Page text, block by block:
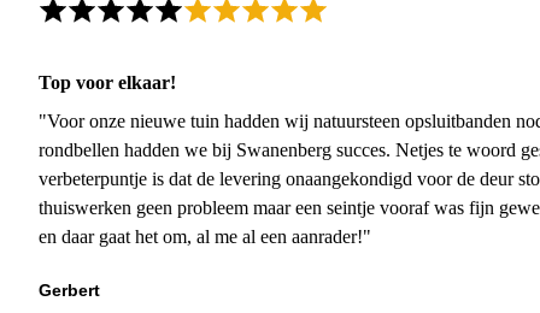
Top voor elkaar!
"Voor onze nieuwe tuin hadden wij natuursteen opsluitbanden
rondbellen hadden we bij Swanenberg succes. Netjes te woord
verbeterpuntje is dat de levering onaangekondigd voor de deur
thuiswerken geen probleem maar een seintje vooraf was fijn
en daar gaat het om, al me al een aanrader!"
Gerbert